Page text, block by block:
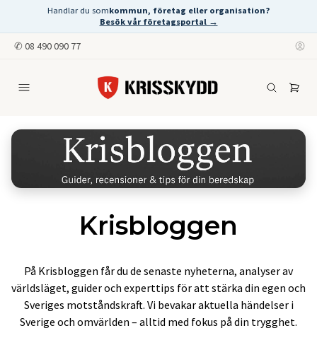
Handlar du somkommun, företag eller organisation?
Besök vår företagsportal →
✆ 08 490 090 77
Krisbloggen
På Krisbloggen får du de senaste nyheterna, analyser av
världsläget, guider och experttips för att stärka din egen och
Sveriges motståndskraft. Vi bevakar aktuella händelser i
Sverige och omvärlden – alltid med fokus på din trygghet.